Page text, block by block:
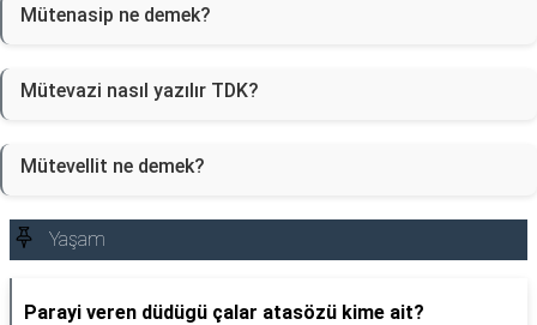
Mütenasip ne demek?
Mütevazi nasıl yazılır TDK?
Mütevellit ne demek?
Yaşam
Parayi veren düdügü çalar atasözü kime ait?